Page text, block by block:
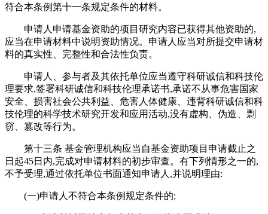
符合本条例第十一条规定条件的材料。
申请人申请基金资助的项目研究内容已获得其他资助的,
应当在申请材料中说明资助情况。申请人应当对所提交申请材
料的真实性、完整性和合法性负责。
申请人、参与者及其依托单位应当遵守科研诚信和科技伦
理要求,签署科研诚信和科技伦理承诺书,承诺不从事危害国家
安全、损害社会公共利益、危害人体健康、违背科研诚信和科
技伦理的科学技术研究开发和应用活动,没有虚构、伪造、剽
窃、篡改等行为。
第十三条 基金管理机构应当自基金资助项目申请截止之
日起45日内,完成对申请材料的初步审查。有下列情形之一的,
不予受理,通过依托单位书面通知申请人,并说明理由:
(一)申请人不符合本条例规定条件的;